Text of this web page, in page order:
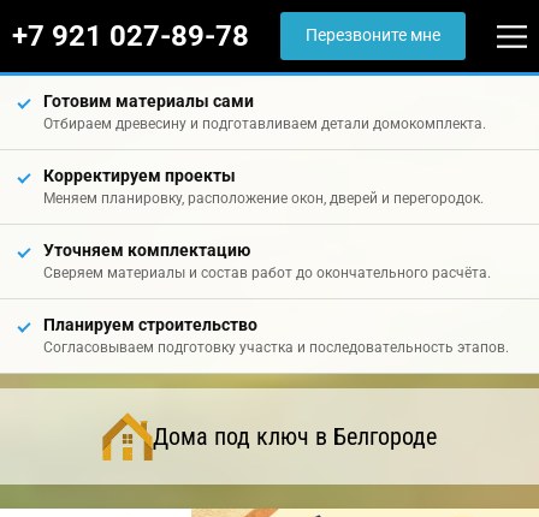
+7 921 027-89-78 Перезвоните мне
Готовим материалы сами
Отбираем древесину и подготавливаем детали домокомплекта.
Корректируем проекты
Меняем планировку, расположение окон, дверей и перегородок.
Уточняем комплектацию
Сверяем материалы и состав работ до окончательного расчёта.
Планируем строительство
Согласовываем подготовку участка и последовательность этапов.
Дома под ключ в Белгороде